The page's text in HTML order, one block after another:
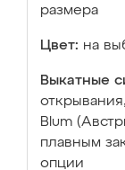
размера
Цвет: на
Выкатные
Blum
плавным
опции